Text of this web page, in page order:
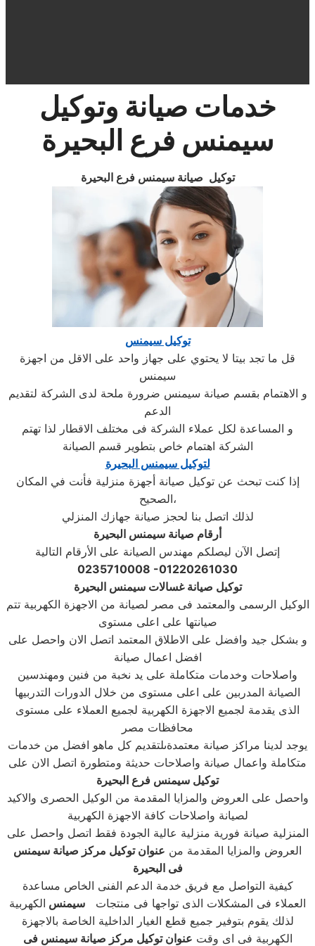
خدمات صيانة وتوكيل
سيمنس فرع البحيرة
توكيل صيانة سيمنس فرع البحيرة
توكيل سيمنس
قل ما تجد بيتا لا يحتوي على جهاز واحد على الاقل من اجهزة
سيمنس
و الاهتمام بقسم صيانة سيمنس ضرورة ملحة لدى الشركة لتقديم
الدعم
و المساعدة لكل عملاء الشركة فى مختلف الاقطار لذا تهتم
الشركة اهتمام خاص بتطوير قسم الصيانة
لتوكيل سيمنس البحيرة
إذا كنت تبحث عن توكيل صيانة أجهزة منزلية فأنت في المكان
الصحيح،
لذلك اتصل بنا لحجز صيانة جهازك المنزلي
أرقام صيانة سيمنس البحيرة
إتصل الآن ليصلكم مهندس الصيانة على الأرقام التالية
0235710008 -01220261030
توكيل صيانة غسالات سيمنس البحيرة
الوكيل الرسمى والمعتمد فى مصر لصيانة من الاجهزة الكهربية تتم
صيانتها على اعلى مستوى
و بشكل جيد وافضل على الاطلاق المعتمد اتصل الان واحصل على
افضل اعمال صيانة
واصلاحات وخدمات متكاملة على يد نخبة من فنين ومهندسين
الصيانة المدربين على اعلى مستوى من خلال الدورات التدربيها
الذى يقدمة لجميع الاجهزة الكهربية لجميع العملاء على مستوى
محافظات مصر
يوجد لدينا مراكز صيانة معتمدةىلتقديم كل ماهو افضل من خدمات
متكاملة واعمال صيانة واصلاحات حديثة ومتطورة اتصل الان على
توكيل سيمنس فرع البحيرة
واحصل على العروض والمزايا المقدمة من الوكيل الحصرى والاكيد
لصيانة واصلاحات كافة الاجهزة الكهربية
المنزلية صيانة فورية منزلية عالية الجودة فقط اتصل واحصل على
العروض والمزايا المقدمة من عنوان توكيل مركز صيانة سيمنس
فى البحيرة
كيفية التواصل مع فريق خدمة الدعم الفنى الخاص مساعدة
العملاء فى المشكلات الذى تواجها فى منتجات سيمنس الكهربية
لذلك يقوم بتوفير جميع قطع الغيار الداخلية الخاصة بالاجهزة
الكهربية فى اى وقت عنوان توكيل مركز صيانة سيمنس فى